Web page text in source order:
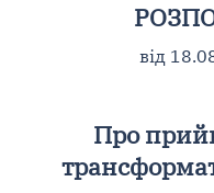
від
Про